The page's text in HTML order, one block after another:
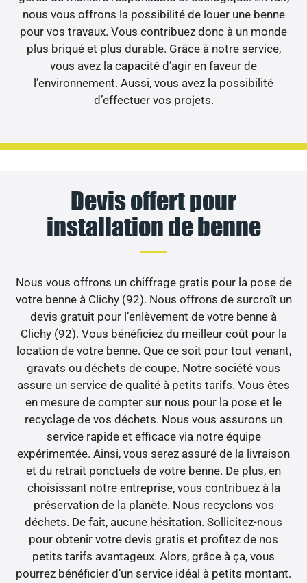
nous vous offrons la possibilité de louer une benne
pour vos travaux. Vous contribuez donc à un monde
plus briqué et plus durable. Grâce à notre service,
vous avez la capacité d’agir en faveur de
l’environnement. Aussi, vous avez la possibilité
d’effectuer vos projets.
Devis offert pour
installation de benne
Nous vous offrons un chiffrage gratis pour la pose de
votre benne à Clichy (92). Nous offrons de surcroît un
devis gratuit pour l’enlèvement de votre benne à
Clichy (92). Vous bénéficiez du meilleur coût pour la
location de votre benne. Que ce soit pour tout venant,
gravats ou déchets de coupe. Notre société vous
assure un service de qualité à petits tarifs. Vous êtes
en mesure de compter sur nous pour la pose et le
recyclage de vos déchets. Nous vous assurons un
service rapide et efficace via notre équipe
expérimentée. Ainsi, vous serez assuré de la livraison
et du retrait ponctuels de votre benne. De plus, en
choisissant notre entreprise, vous contribuez à la
préservation de la planète. Nous recyclons vos
déchets. De fait, aucune hésitation. Sollicitez-nous
pour obtenir votre devis gratis et profitez de nos
petits tarifs avantageux. Alors, grâce à ça, vous
pourrez bénéficier d’un service idéal à petits montant.